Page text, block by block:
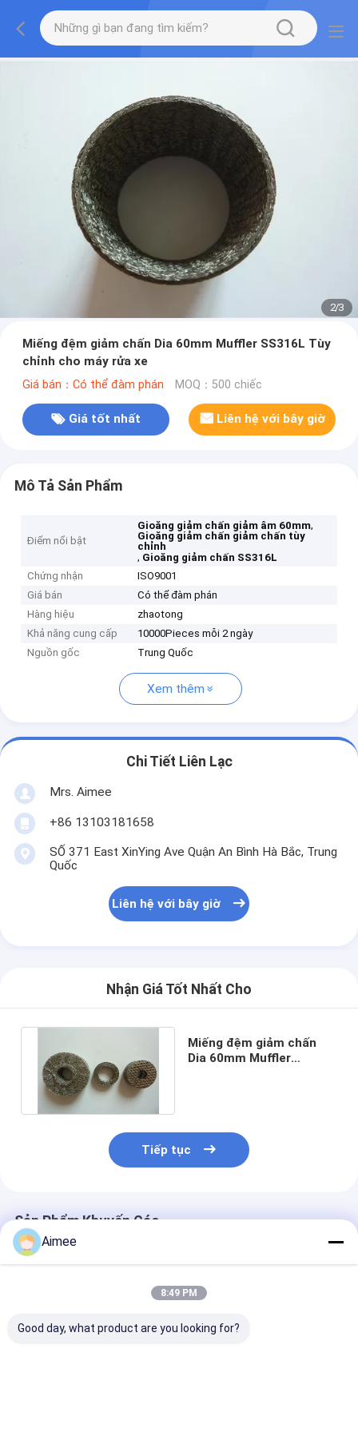
2/3
Miếng đệm giảm chấn Dia 60mm Muffler SS316L Tùy
chỉnh cho máy rửa xe
Giá bán：Có thể đàm phán MOQ：500 chiếc
Giá tốt nhất Liên hệ với bây giờ
Mô Tả Sản Phẩm
Điểm nổi bật
Gioăng giảm chấn giảm âm 60mm,
Gioăng giảm chấn giảm chấn tùy
chỉnh
, Gioăng giảm chấn SS316L
Chứng nhận
ISO9001
Giá bán
Có thể đàm phán
Hàng hiệu
zhaotong
Khả năng cung cấp
10000Pieces mỗi 2 ngày
Nguồn gốc
Trung Quốc
Xem thêm
Chi Tiết Liên Lạc
Mrs. Aimee
+86 13103181658
SỐ 371 East XinYing Ave Quận An Bình Hà Bắc, Trung
Quốc
Liên hệ với bây giờ
Nhận Giá Tốt Nhất Cho
Miếng đệm giảm chấn
Dia 60mm Muffler
Tiếp tục
Sản Phẩm Khuyến Cáo
Aimee
8:49 PM
Good day, what product are you looking for?